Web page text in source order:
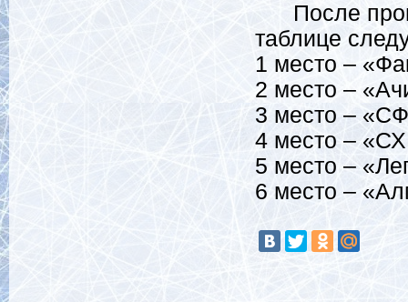
После
таблице
1 место –
2 место –
3 место –
4 место –
5 место –
6 место –